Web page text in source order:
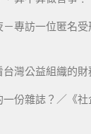
專訪一位匿名
灣公益組織的財
一份雜誌？／《